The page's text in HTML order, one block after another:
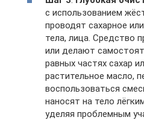
с использованием
проводят сахарное
тела, лица. Средство
или делают
равных частях сахар
растительное масло,
воспользоваться
наносят на тело
уделяя проблемным